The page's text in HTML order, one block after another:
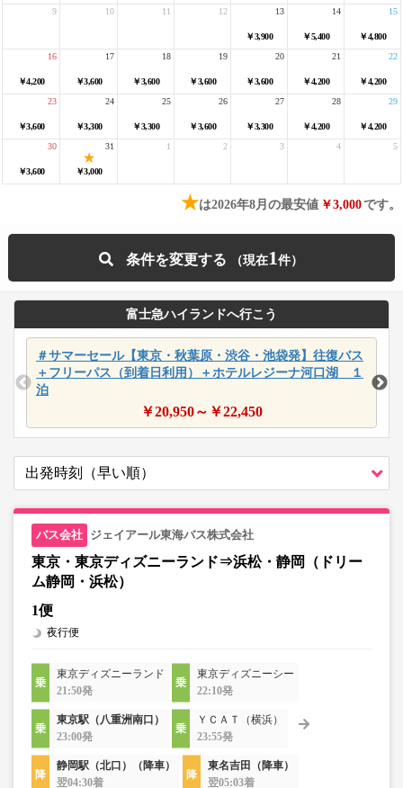
9 10 11 12
￥3,900
13
￥5,400
14
￥4,800
15
￥4,200
16
￥3,600
17
￥3,600
18
￥3,600
19
￥3,600
20
￥4,200
21
￥4,200
22
￥3,600
23
￥3,300
24
￥3,300
25
￥3,600
26
￥3,300
27
￥4,200
28
￥4,200
29
￥3,600
30
￥3,000
31 1 2 3 4 5
★は2026年8月の最安値 ￥3,000です。
条件を変更する 1
富士急ハイランドへ行こう
＃サマーセール【東京・秋葉原・渋谷・池袋発】往復バス
＋フリーパス（到着日利用）＋ホテルレジーナ河口湖 １
泊
￥20,950～￥22,450
ジェイアール東海バス株式会社
東京・東京ディズニーランド⇒浜松・静岡（ドリー
ム静岡・浜松）
1便
夜行便
東京ディズニーランド
21:50発
東京ディズニーシー
22:10発
東京駅（八重洲南口）
23:00発
ＹＣＡＴ（横浜）
23:55発
静岡駅（北口）（降車）
翌04:30着
東名吉田（降車）
翌05:03着